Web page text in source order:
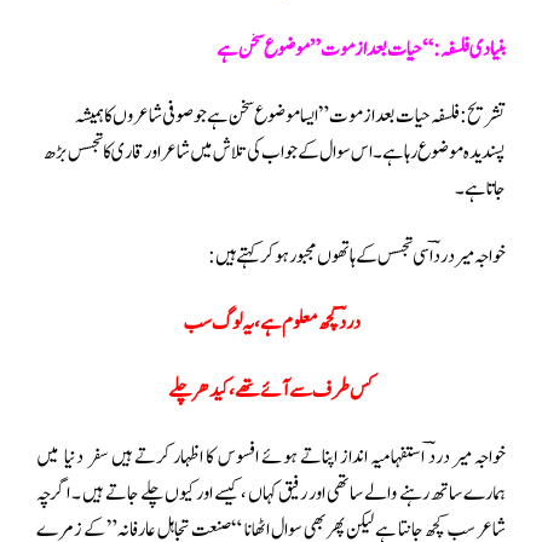
بنیادی فلسفہ: “حیات بعد از موت” موضوع سخن ہے
تشریح:فلسفہ حیات بعد از موت ” ایسا موضوع سخن ہے جو صوفی شاعروں کا ہمیشہ
پسندیدہ موضوع رہا ہے ۔ اس سوال کے جواب کی تلاش میں شاعر اور قاری کا تجسس بڑھ
جاتا ہے ۔
خواجہ میر دردؔ اسی تجسس کے ہاتھوں مجبور ہو کر کہتے ہیں :
دردؔ کچھ معلوم ہے ، یہ لوگ سب
کس طرف سے آئے تھے ، کیدھر چلے
خواجہ میر دردؔ استفہامیہ انداز اپناتے ہوئے افسوس کا اظہار کرتے ہیں سفر دنیا میں
ہمارے ساتھ رہنے والے ساتھی اور رفیق کہاں ، کیسے اور کیوں چلے جاتے ہیں ۔ اگرچہ
شاعر سب کچھ جانتا ہے لیکن پھر بھی سوال اٹھانا “صنعت تجاہل عارفانہ” کے زمرے